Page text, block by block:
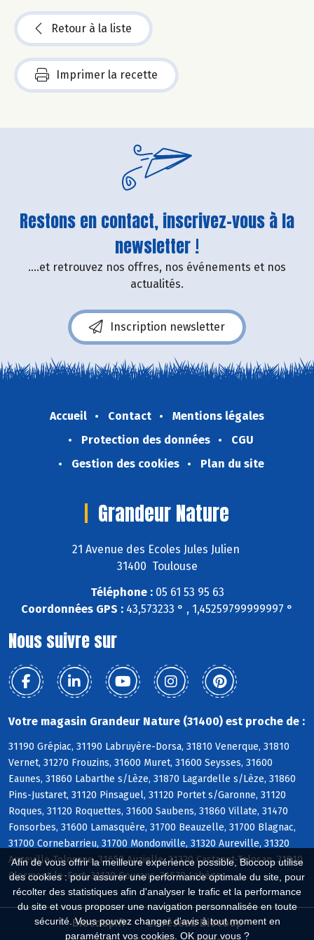
Afin de vous offrir la meilleure expérience possible, Biocoop utilise
des cookies : pour assurer une performance optimale du site, pour
récolter des statistiques afin d'analyser le trafic et la performance
du site et vous proposer une navigation personnalisée en toute
sécurité. Vous pouvez changer d'avis à tout moment en
paramétrant vos cookies. OK pour vous ?
Retour à la liste
Imprimer la recette
Restons en contact, inscrivez-vous à la
newsletter !
....et retrouvez nos offres, nos événements et nos
actualités.
Inscription newsletter
Accueil Contact
Mentions légales
Protection des données
CGU
Gestion des cookies
Plan du site
Grandeur Nature
21 Avenue des Ecoles Jules Julien
31400 Toulouse
Téléphone :05 61 53 95 63
Coordonnées GPS : 43,573233 ° , 1,45259799999997 °
Nous suivre sur
Votre magasin Grandeur Nature (31400) est proche de :
31190 Grépiac, 31190 Labruyère-Dorsa, 31810 Venerque, 31810
Vernet, 31270 Frouzins, 31600 Muret, 31600 Seysses, 31600
Eaunes, 31860 Labarthe s/Lèze, 31870 Lagardelle s/Lèze, 31860
Pins-Justaret, 31120 Pinsaguel, 31120 Portet s/Garonne, 31120
Roques, 31120 Roquettes, 31600 Saubens, 31860 Villate, 31470
Fonsorbes, 31600 Lamasquère, 31700 Beauzelle, 31700 Blagnac,
31700 Cornebarrieu, 31700 Mondonville, 31320 Aureville, 31320
Auzeville-Tolosane, 31650 Auzielle, 31320 Castanet-Tolosan, 31810
Clermont-le-Fort, 31120 Goyrans, 31670 Labège
Biocoop.fr
Le réseau Biocoop